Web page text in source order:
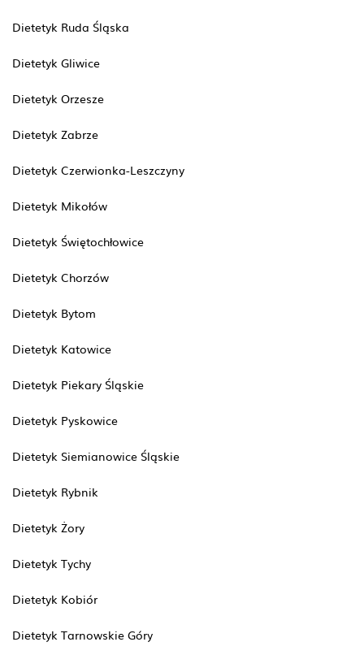
Dietetyk Ruda Śląska
Dietetyk Gliwice
Dietetyk Orzesze
Dietetyk Zabrze
Dietetyk Czerwionka-Leszczyny
Dietetyk Mikołów
Dietetyk Świętochłowice
Dietetyk Chorzów
Dietetyk Bytom
Dietetyk Katowice
Dietetyk Piekary Śląskie
Dietetyk Pyskowice
Dietetyk Siemianowice Śląskie
Dietetyk Rybnik
Dietetyk Żory
Dietetyk Tychy
Dietetyk Kobiór
Dietetyk Tarnowskie Góry